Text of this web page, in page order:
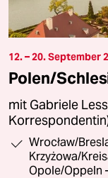
12. – 20. September
Polen/
mit Gabriele
Wrocław/
Krzyżowa/
Opole/Oppeln